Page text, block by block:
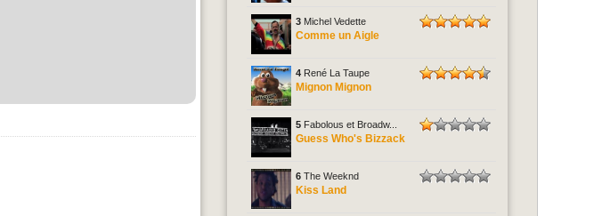
3 Michel Vedette
Comme un Aigle
4 René La Taupe
Mignon Mignon
5 Fabolous et Broadw...
Guess Who's Bizzack
6 The Weeknd
Kiss Land